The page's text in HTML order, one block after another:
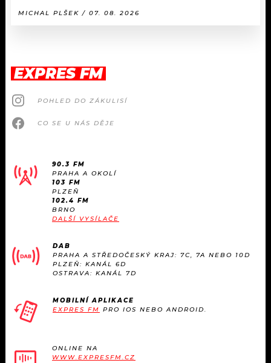
MICHAL PLŠEK / 07. 08. 2026
EXPRES FM
POHLED DO ZÁKULISÍ
CO SE U NÁS DĚJE
90.3 FM
PRAHA A OKOLÍ
103 FM
PLZEŇ
102.4 FM
BRNO
DALŠÍ VYSÍLAČE
DAB
PRAHA A STŘEDOČESKÝ KRAJ: 7C, 7A NEBO 10D
PLZEŇ: KANÁL 6D
OSTRAVA: KANÁL 7D
MOBILNÍ APLIKACE
EXPRES FM PRO IOS NEBO ANDROID.
ONLINE NA
WWW.EXPRESFM.CZ